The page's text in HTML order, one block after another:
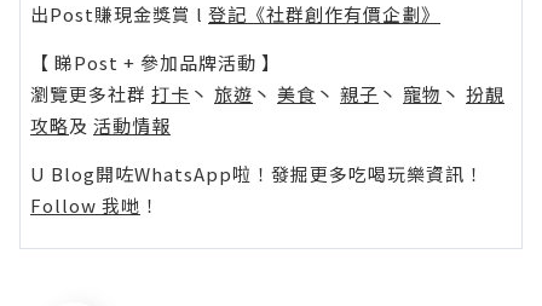
出Post賺現金獎賞 l 登記《社群創作有價企劃》
【 睇Post + 參加品牌活動 】
瀏覽更多社群 打卡 丶 旅遊 丶 美食 丶 親子 丶 寵物 丶 扮靚
攻略及 活動情報
U Blog開咗WhatsApp啦！發掘更多吃喝玩樂資訊！
Follow 我哋 ！